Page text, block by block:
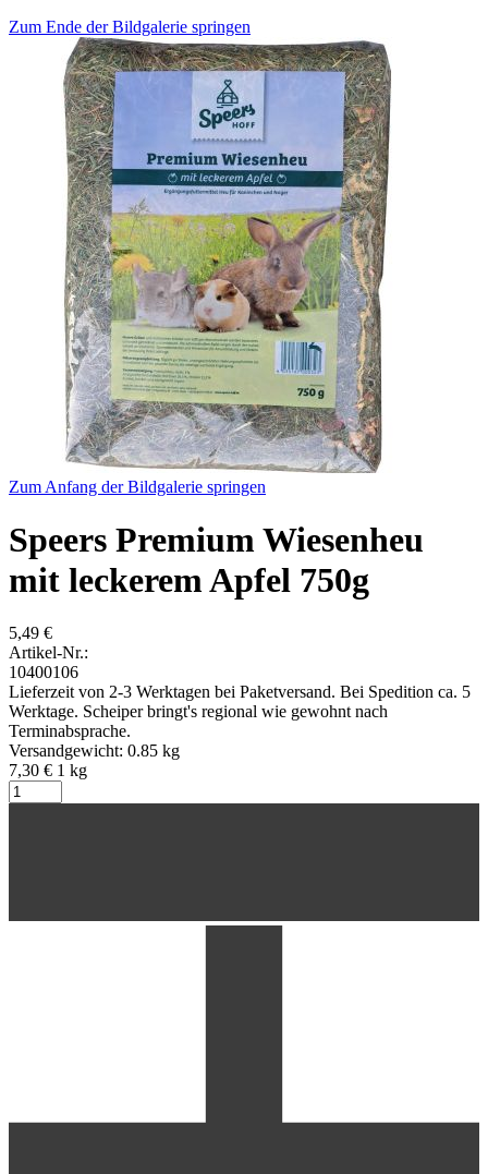
Zum Ende der Bildgalerie springen
Zum Anfang der Bildgalerie springen
Speers Premium Wiesenheu
mit leckerem Apfel 750g
5,49 €
Artikel-Nr.:
10400106
Lieferzeit von 2-3 Werktagen bei Paketversand. Bei Spedition ca. 5
Werktage. Scheiper bringt's regional wie gewohnt nach
Terminabsprache.
Versandgewicht: 0.85 kg
7,30 € 1 kg